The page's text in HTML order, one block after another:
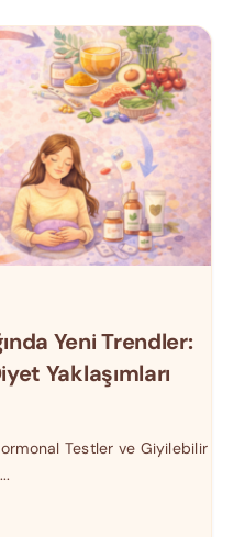
Yeni Trendler:
Yaklaşımları
Testler ve Giyilebilir